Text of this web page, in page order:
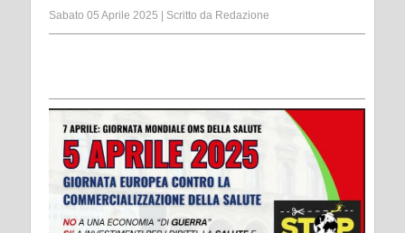
Sabato 05 Aprile 2025 Scritto da Redazione